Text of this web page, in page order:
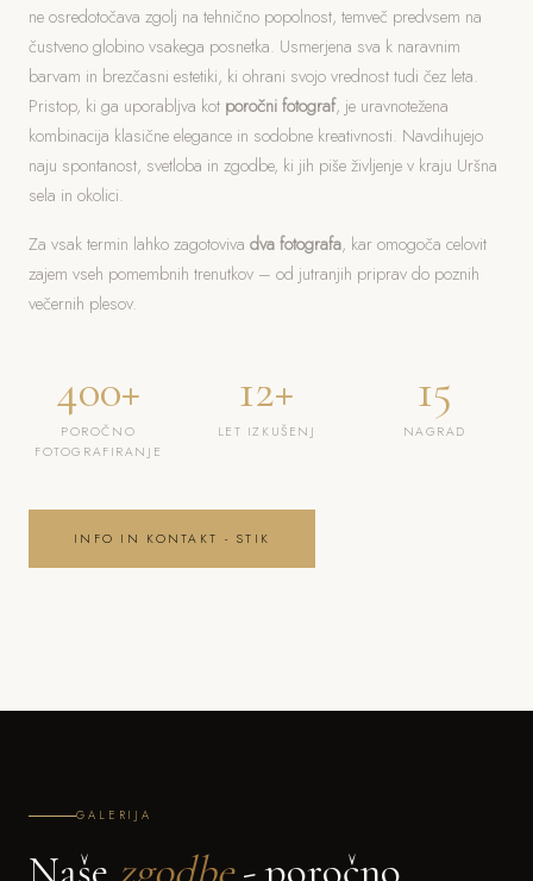
ne osredotočava zgolj na tehnično popolnost, temveč predvsem na
čustveno globino vsakega posnetka. Usmerjena sva k naravnim
barvam in brezčasni estetiki, ki ohrani svojo vrednost tudi čez leta.
Pristop, ki ga uporabljva kot poročni fotograf, je uravnotežena
kombinacija klasične elegance in sodobne kreativnosti. Navdihujejo
naju spontanost, svetloba in zgodbe, ki jih piše življenje v kraju Uršna
sela in okolici.
Za vsak termin lahko zagotoviva dva fotografa, kar omogoča celovit
zajem vseh pomembnih trenutkov – od jutranjih priprav do poznih
večernih plesov.
400+
POROČNO
FOTOGRAFIRANJE
12+
LET IZKUŠENJ
15
NAGRAD
INFO IN KONTAKT - STIK
GALERIJA